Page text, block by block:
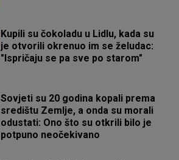
Kupili su čokoladu u Lidlu, kada su
je otvorili okrenuo im se želudac:
"Ispričaju se pa sve po starom"
Sovjeti su 20 godina kopali prema
središtu Zemlje, a onda su morali
odustati: Ono što su otkrili bilo je
potpuno neočekivano